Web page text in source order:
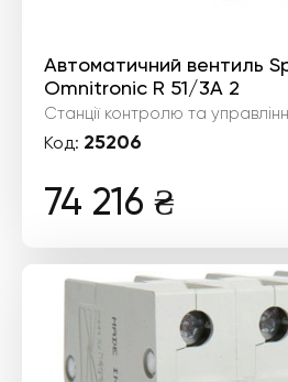
Автоматичний вентиль
Omnitronic R 51/3A 2
Станції контролю та
Код: 25206
74 216 ₴